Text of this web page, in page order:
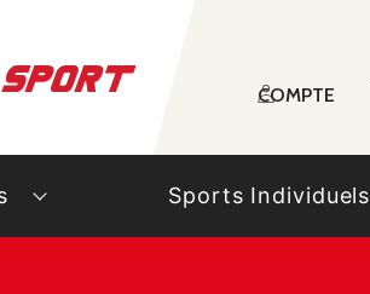
COMPTE
Sports Individuels